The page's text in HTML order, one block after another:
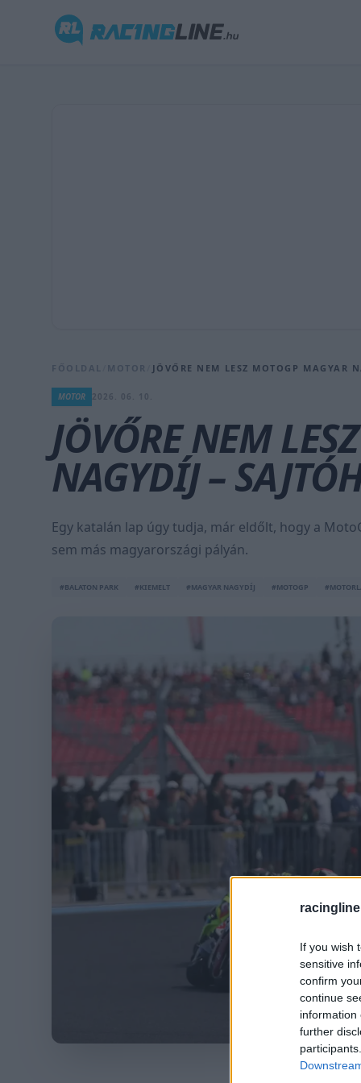
If you wish
sensitive
confirm
continue
information
further
FŐOLDAL MOTOR JÖVŐRE NEM LESZ MOTOGP MAGYAR
MOTOR
JÖVŐRE NEM
NAGYDÍJ –
Egy katalán lap úgy tudja, már eldőlt, hogy a
sem más magyarországi pályán.
#BALATON PARK #KIEMELT #MAGYAR NAGYDÍJ #MOTOGP
Fotó: Gold &